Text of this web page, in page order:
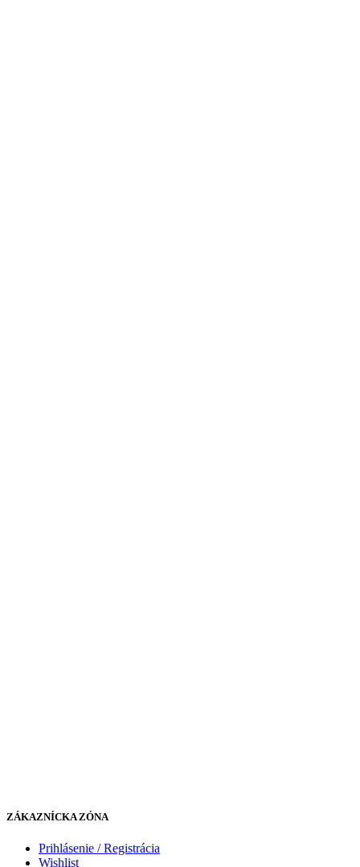
ZÁKAZNÍCKA ZÓNA
Prihlásenie / Registrácia
Wishlist